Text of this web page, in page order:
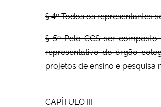
§ 4º Todos os representantes
§ 5º Pelo CCS ser
representativo do órgão
projetos de ensino e pesquisa
CAPÍTULO III